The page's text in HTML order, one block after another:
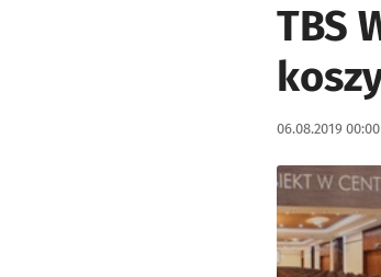
TBS
Data publikacji:
06.08.2019 00:00
Kliknij, aby